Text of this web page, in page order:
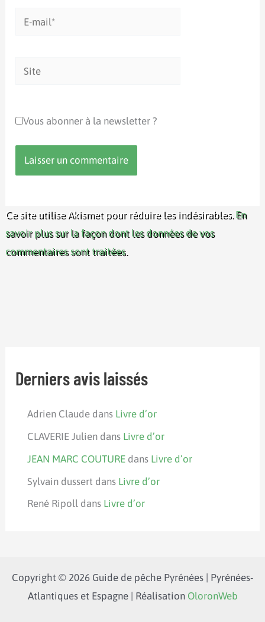
Site
Vous abonner à la newsletter ?
Ce site utilise Akismet pour réduire les indésirables. En
savoir plus sur la façon dont les données de vos
commentaires sont traitées.
Derniers avis laissés
Adrien Claude dans Livre d’or
CLAVERIE Julien dans Livre d’or
JEAN MARC COUTURE dans Livre d’or
Sylvain dussert dans Livre d’or
René Ripoll dans Livre d’or
Copyright © 2026 Guide de pêche Pyrénées | Pyrénées-
Atlantiques et Espagne | Réalisation OloronWeb